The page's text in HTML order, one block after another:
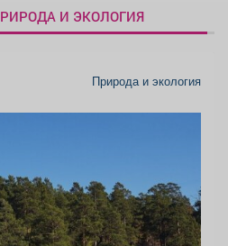
И ЭКОЛОГИЯ
Природа и экология